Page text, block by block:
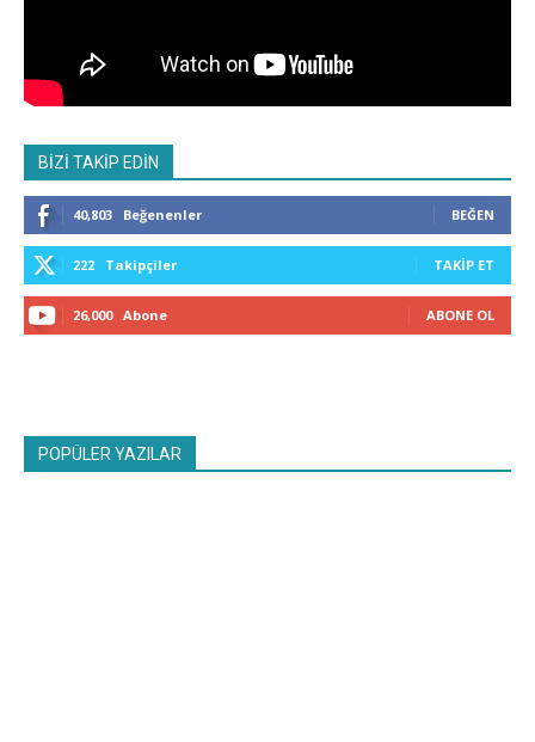
BİZİ TAKİP EDİN
40,803 Beğenenler BEĞEN
222 Takipçiler TAKIP ET
26,000 Abone ABONE OL
POPÜLER YAZILAR